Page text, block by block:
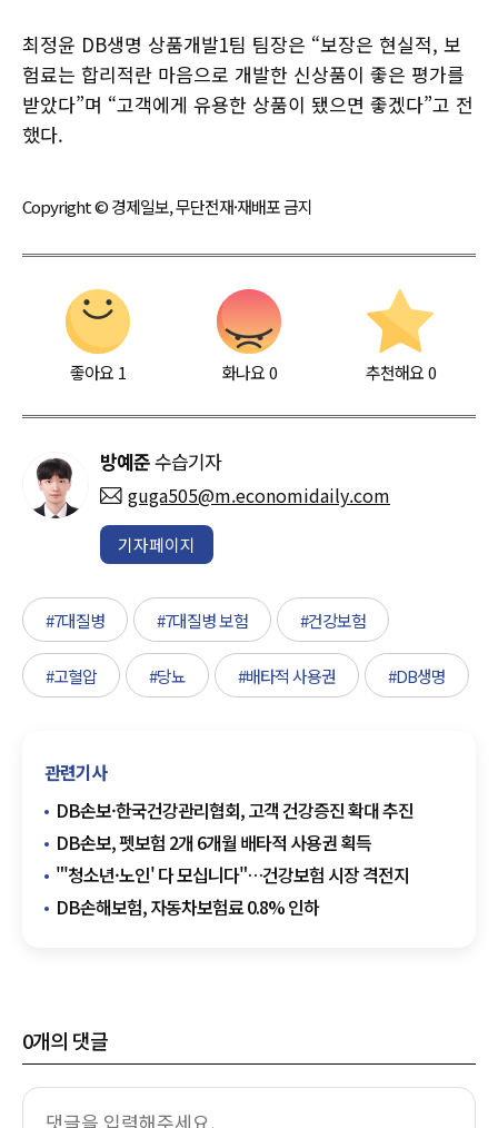
최정윤 DB생명 상품개발1팀 팀장은 “보장은 현실적, 보
험료는 합리적란 마음으로 개발한 신상품이 좋은 평가를
받았다”며 “고객에게 유용한 상품이 됐으면 좋겠다”고 전
했다.
Copyright © 경제일보, 무단전재·재배포 금지
좋아요 1 화나요0 추천해요 0
방예준수습기자
guga505@m.economidaily.com
기자페이지
#7대질병 #7대질병 보험 #건강보험
#고혈압 #당뇨 #배타적 사용권 #DB생명
관련기사
DB손보·한국건강관리협회, 고객 건강증진 확대 추진
DB손보, 펫보험 2개 6개월 배타적 사용권 획득
"'청소년·노인' 다 모십니다"…건강보험 시장 격전지
DB손해보험, 자동차보험료 0.8% 인하
0개의 댓글